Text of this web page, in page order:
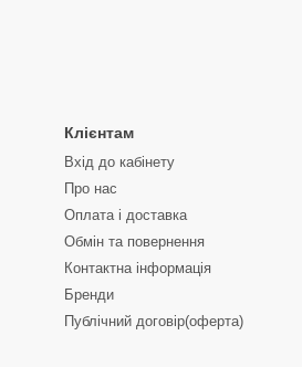
Клієнтам
Вхід до кабінету
Про нас
Оплата і доставка
Обмін та повернення
Контактна інформація
Бренди
Публічний договір(оферта)